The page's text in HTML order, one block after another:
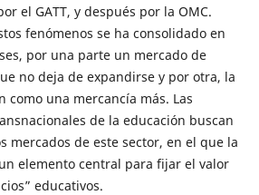
el GATT, y después por la OMC.
fenómenos se ha consolidado en
por una parte un mercado de
no deja de expandirse y por otra, la
como una mercancía más. Las
de la educación buscan
mercados de este sector, en el que la
elemento central para fijar el valor
educativos.